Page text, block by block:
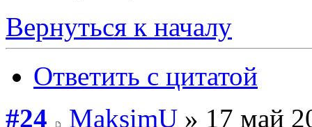
Вернуться к началу
Ответить с цитатой
#24
MaksimU » 17 май